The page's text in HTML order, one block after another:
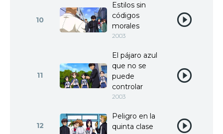
10
Estilos sin
códigos
morales
2003
11
El pájaro azul
que no se
puede
controlar
2003
12
Peligro en la
quinta clase